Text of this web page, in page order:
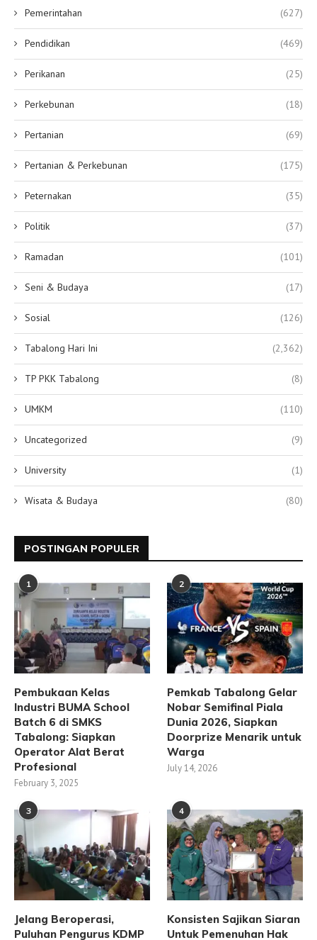
Pemerintahan (627)
Pendidikan (469)
Perikanan (25)
Perkebunan (18)
Pertanian (69)
Pertanian & Perkebunan (175)
Peternakan (35)
Politik (37)
Ramadan (101)
Seni & Budaya (17)
Sosial (126)
Tabalong Hari Ini (2,362)
TP PKK Tabalong (8)
UMKM (110)
Uncategorized (9)
University (1)
Wisata & Budaya (80)
POSTINGAN POPULER
1
Pembukaan Kelas
Industri BUMA School
Batch 6 di SMKS
Tabalong: Siapkan
Operator Alat Berat
Profesional
February 3, 2025
2
Pemkab Tabalong Gelar
Nobar Semifinal Piala
Dunia 2026, Siapkan
Doorprize Menarik untuk
Warga
July 14, 2026
3
Jelang Beroperasi,
Puluhan Pengurus KDMP
4
Konsisten Sajikan Siaran
Untuk Pemenuhan Hak